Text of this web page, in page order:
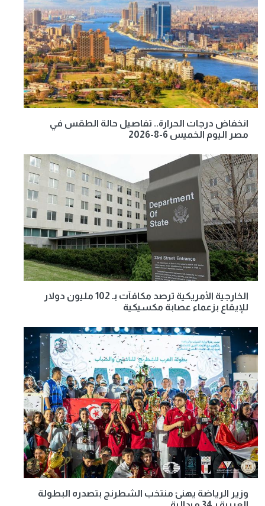
انخفاض درجات الحرارة.. تفاصيل حالة الطقس في
مصر اليوم الخميس 6-8-2026
الخارجية الأمريكية ترصد مكافآت بـ 102 مليون دولار
للإيقاع بزعماء عصابة مكسيكية
وزير الرياضة يهنئ منتخب الشطرنج بتصدره البطولة